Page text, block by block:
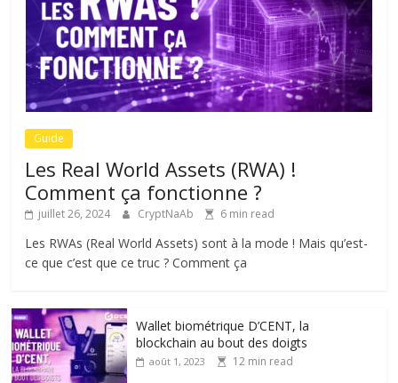
Guide
Les Real World Assets (RWA) !
Comment ça fonctionne ?
juillet 26, 2024 CryptNaAb 6 min read
Les RWAs (Real World Assets) sont à la mode ! Mais qu’est-
ce que c’est que ce truc ? Comment ça
Wallet biométrique D’CENT, la
blockchain au bout des doigts
août 1, 2023 12 min read